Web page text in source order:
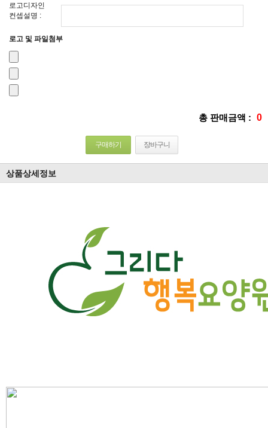
로고디자인
컨셉설명 :
로고 및 파일첨부
총 판매금액 : 0
구매하기 장바구니
상품상세정보